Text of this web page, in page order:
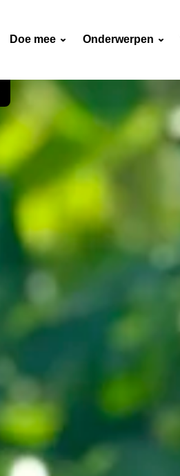
Doe mee Onderwerpen